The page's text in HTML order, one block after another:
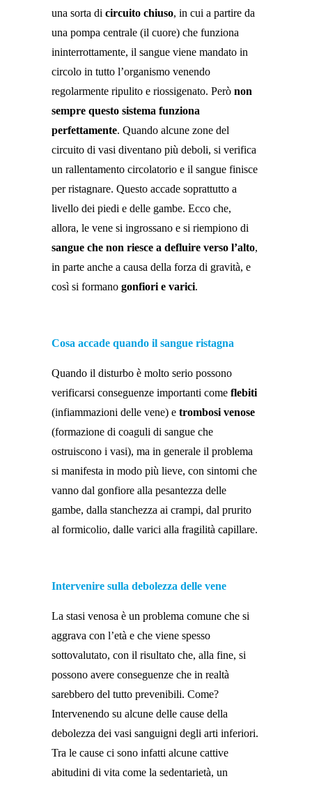
una sorta di circuito chiuso, in cui a partire da
una pompa centrale (il cuore) che funziona
ininterrottamente, il sangue viene mandato in
circolo in tutto l’organismo venendo
regolarmente ripulito e riossigenato. Però non
sempre questo sistema funziona
perfettamente. Quando alcune zone del
circuito di vasi diventano più deboli, si verifica
un rallentamento circolatorio e il sangue finisce
per ristagnare. Questo accade soprattutto a
livello dei piedi e delle gambe. Ecco che,
allora, le vene si ingrossano e si riempiono di
sangue che non riesce a defluire verso l’alto,
in parte anche a causa della forza di gravità, e
così si formano gonfiori e varici.
Cosa accade quando il sangue ristagna
Quando il disturbo è molto serio possono
verificarsi conseguenze importanti come flebiti
(infiammazioni delle vene) e trombosi venose
(formazione di coaguli di sangue che
ostruiscono i vasi), ma in generale il problema
si manifesta in modo più lieve, con sintomi che
vanno dal gonfiore alla pesantezza delle
gambe, dalla stanchezza ai crampi, dal prurito
al formicolio, dalle varici alla fragilità capillare.
Intervenire sulla debolezza delle vene
La stasi venosa è un problema comune che si
aggrava con l’età e che viene spesso
sottovalutato, con il risultato che, alla fine, si
possono avere conseguenze che in realtà
sarebbero del tutto prevenibili. Come?
Intervenendo su alcune delle cause della
debolezza dei vasi sanguigni degli arti inferiori.
Tra le cause ci sono infatti alcune cattive
abitudini di vita come la sedentarietà, un